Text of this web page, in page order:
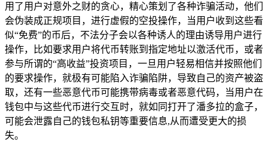
用了用户对意外之财的贪心，精心策划了各种诈骗活动，他们
会伪装成正规项目，进行虚假的空投操作，当用户收到这些看
似“免费”的币后，不法分子会以各种诱人的理由诱导用户进行
操作，比如要求用户将代币转账到指定地址以激活代币，或者
参与所谓的“高收益”投资项目，一旦用户轻易相信并按照他们
的要求操作，就极有可能陷入诈骗陷阱，导致自己的资产被盗
取，还有一些恶意代币可能携带病毒或者恶意代码，当用户在
钱包中与这些代币进行交互时，就如同打开了潘多拉的盒子，
可能会泄露自己的钱包私钥等重要信息,从而遭受更大的损
失。